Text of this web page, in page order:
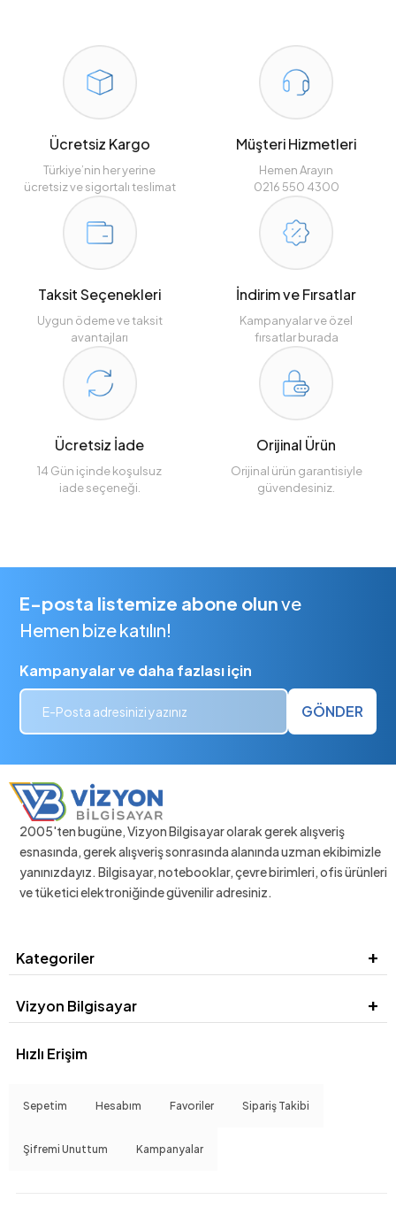
Ücretsiz Kargo
Türkiye’nin her yerine
ücretsiz ve sigortalı teslimat
Müşteri Hizmetleri
Hemen Arayın
0216 550 4300
Taksit Seçenekleri
Uygun ödeme ve taksit
avantajları
İndirim ve Fırsatlar
Kampanyalar ve özel
fırsatlar burada
Ücretsiz İade
14 Gün içinde koşulsuz
iade seçeneği.
Orijinal Ürün
Orijinal ürün garantisiyle
güvendesiniz.
E-posta listemize abone olunve
Hemen bize katılın!
Kampanyalar ve daha fazlası için
GÖNDER
2005'ten bugüne, Vizyon Bilgisayar olarak gerek alışveriş
esnasında, gerek alışveriş sonrasında alanında uzman ekibimizle
yanınızdayız. Bilgisayar, notebooklar, çevre birimleri, ofis ürünleri
ve tüketici elektroniğinde güvenilir adresiniz.
Kategoriler
Vizyon Bilgisayar
Hızlı Erişim
Sepetim Hesabım Favoriler Sipariş Takibi
Şifremi Unuttum Kampanyalar